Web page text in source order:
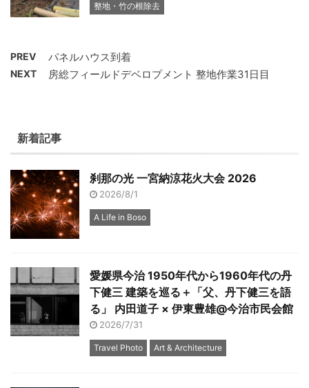
整地・竹の根除去
PREV パネルハウス到着
NEXT 房総フィールドデベロプメント 整地作業31日目
新着記事
刹那の光 一宮納涼花火大会 2026
2026/8/1
A Life in Boso
愛媛県今治 1950年代から1960年代の丹
下健三 建築を巡る＋「父、丹下健三を語
る」 内田道子 × 伊東豊雄@今治市民会館
2026/7/31
Travel Photo Art & Architecture